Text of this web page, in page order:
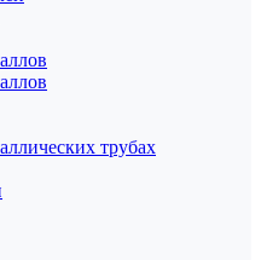
трубах